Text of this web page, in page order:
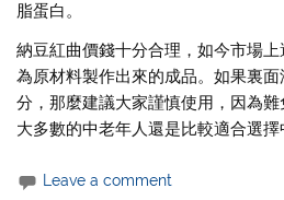
脂蛋白。
納豆紅曲價錢十分合理，如今市場
為原材料製作出來的成品。如果裏
分，那麼建議大家謹慎使用，因為
大多數的中老年人還是比較適合選擇
Leave a comment